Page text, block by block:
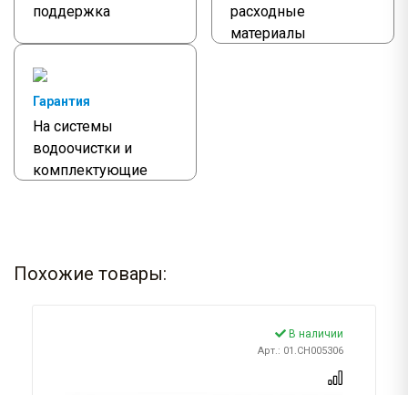
поддержка
расходные
материалы
Гарантия
На системы
водоочистки и
комплектующие
Похожие товары:
В наличии
Арт.: 01.CH005306